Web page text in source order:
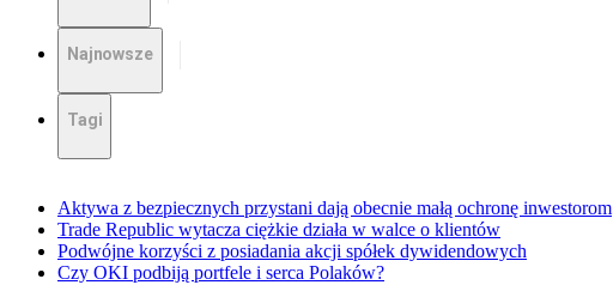
Najnowsze
Tagi
Aktywa z bezpiecznych przystani dają obecnie małą ochronę inwestorom
Trade Republic wytacza ciężkie działa w walce o klientów
Podwójne korzyści z posiadania akcji spółek dywidendowych
Czy OKI podbiją portfele i serca Polaków?